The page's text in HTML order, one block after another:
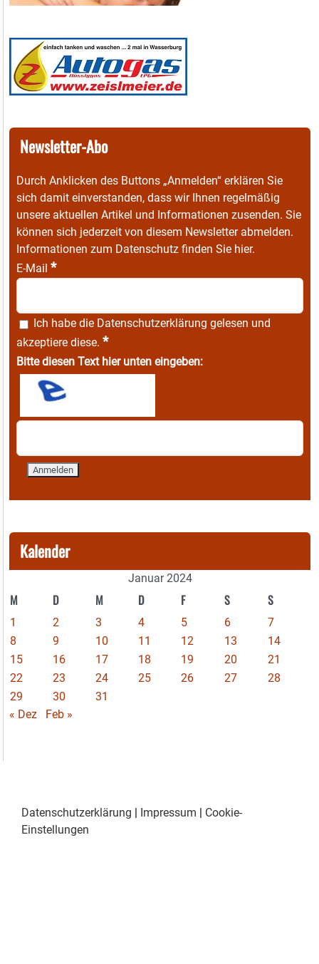
Newsletter-Abo
Durch Anklicken des Buttons „Anmelden“ erklären Sie
sich damit einverstanden, dass wir Ihnen regelmäßig
unsere aktuellen Artikel und Informationen zusenden. Sie
können sich jederzeit von diesem Newsletter abmelden.
Informationen zum Datenschutz finden Sie hier.
E-Mail *
Ich habe die Datenschutzerklärung gelesen und
akzeptiere diese. *
Bitte diesen Text hier unten eingeben:
Kalender
Januar 2024
M D M D F S S
1 2 3 4 5 6
7
8
9 10 11 12 13
14
15
16 17 18 19 20
21
22
23 24 25 26 27
28
29
30
31
« Dez
Feb »
Datenschutzerklärung Impressum
Cookie-
Einstellungen